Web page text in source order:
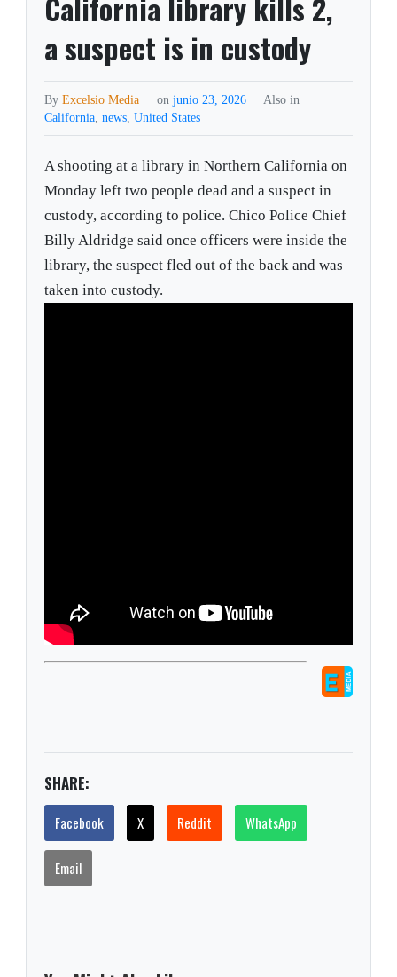
California library kills 2,
a suspect is in custody
ByExcelsio Media on junio 23, 2026
Also in
California,news,United States
A shooting at a library in Northern California on
Monday left two people dead and a suspect in
custody, according to police. Chico Police Chief
Billy Aldridge said once officers were inside the
library, the suspect fled out of the back and was
taken into custody.
SHARE:
Facebook X Reddit WhatsApp
Email